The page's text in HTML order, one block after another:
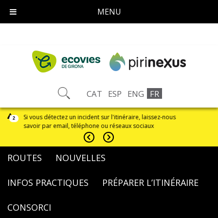
CAT ESP ENG FR
2
Si vous détectez un incident sur l'itinéraire, laissez-nous
savoir par email, téléphone ou réseaux sociaux
ROUTES NOUVELLES
INFOS PRACTIQUES PRÉPARER L’ITINÉRAIRE
CONSORCI
MENU